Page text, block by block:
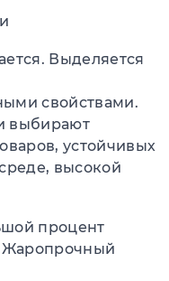
Выделяется
свойствами.
выбирают
устойчивых
высокой
процент
Жаропрочный